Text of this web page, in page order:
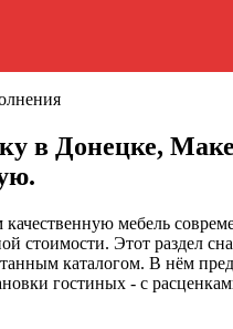
в Донецке,
мебель
стоимости. Этот раздел
каталогом. В нём
гостиных - с